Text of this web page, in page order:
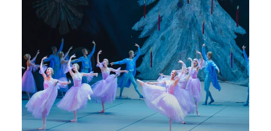
مسرح الدانة
مسرح بيون الدانة في البحرين.